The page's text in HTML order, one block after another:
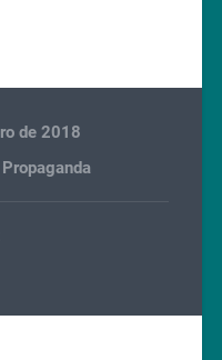
de 2018